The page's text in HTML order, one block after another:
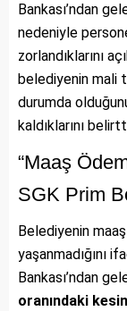
Bankası’ndan
nedeniyle
zorlandıklarını
belediyenin mali
durumda
kaldıklarını
“Maaş
SGK Prim
Belediyenin
yaşanmadığını
Bankası’ndan
oranındaki